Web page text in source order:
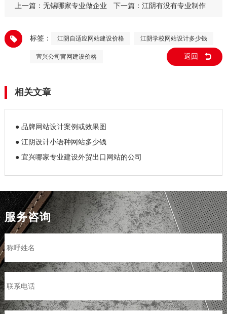
上一篇： 无锡哪家专业做企业
网站的公司
下一篇： 江阴有没有专业制作
标签：
江阴自适应网站建设价格 江阴学校网站设计多少钱
宜兴公司官网建设价格 返回
相关文章
● 品牌网站设计案例或效果图
● 江阴设计小语种网站多少钱
● 宜兴哪家专业建设外贸出口网站的公司
服务咨询